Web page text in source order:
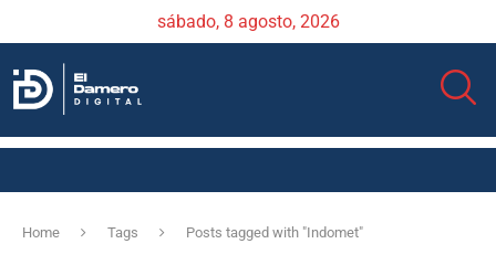
sábado, 8 agosto, 2026
Home Tags Posts tagged with "Indomet"